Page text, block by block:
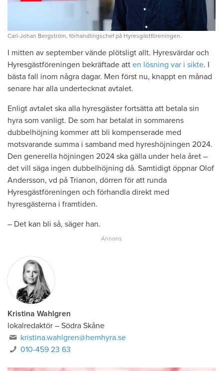
Carl-Johan Bergström, förhandlingschef på Hyresgästföreningen.
I mitten av september vände plötsligt allt. Hyresvärdar och
Hyresgästföreningen bekräftade att en lösning var i sikte. I
bästa fall inom några dagar. Men först nu, knappt en månad
senare har alla undertecknat avtalet.
Enligt avtalet ska alla hyresgäster fortsätta att betala sin
hyra som vanligt. De som har betalat in sommarens
dubbelhöjning kommer att bli kompenserade med
motsvarande summa i samband med hyreshöjningen 2024.
Den generella höjningen 2024 ska gälla under hela året –
det vill säga ingen dubbelhöjning då. Samtidigt öppnar Olof
Andersson, vd på Trianon, dörren för att runda
Hyresgästföreningen och förhandla direkt med
hyresgästerna i framtiden.
– Det kan bli så, säger han.
Kristina Wahlgren
lokalredaktör – Södra Skåne
kristina.wahlgren@hemhyra.se
010-459 23 63